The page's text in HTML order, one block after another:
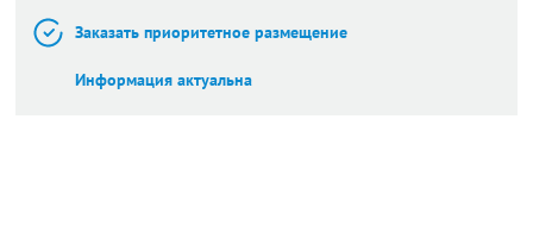
Заказать приоритетное размещение
Информация актуальна